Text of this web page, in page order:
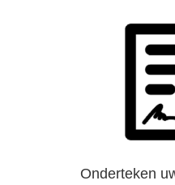
Onderteken